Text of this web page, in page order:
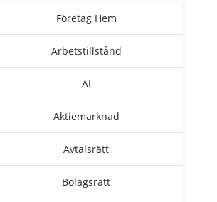
Företag Hem
Arbetstillstånd
AI
Aktiemarknad
Avtalsrätt
Bolagsrätt